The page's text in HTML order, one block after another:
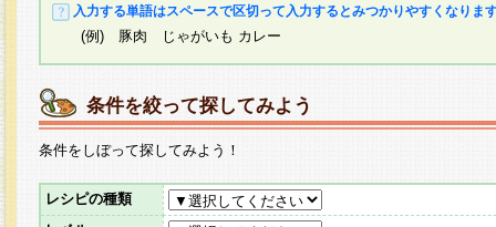
入力する単語はスペースで区切って入力するとみつかりやすくなりま
(例) 豚肉 じゃがいも カレー
条件を絞って探してみよう
条件をしぼって探してみよう！
レシピの種類